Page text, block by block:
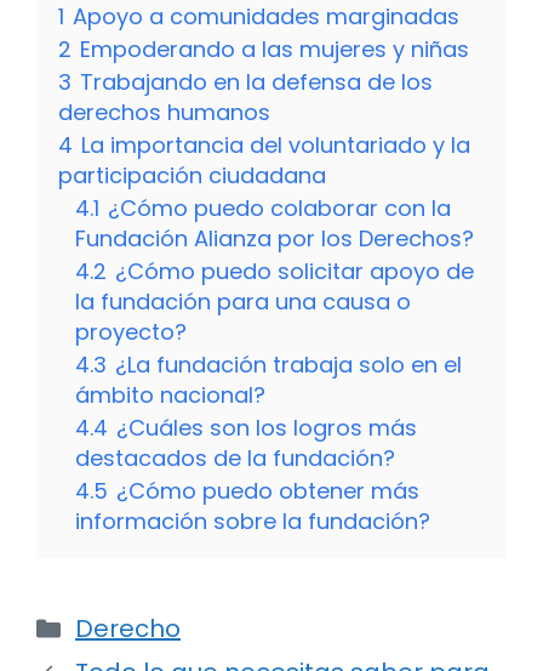
1 Apoyo a comunidades marginadas
2 Empoderando a las mujeres y niñas
3 Trabajando en la defensa de los
derechos humanos
4 La importancia del voluntariado y la
participación ciudadana
4.1 ¿Cómo puedo colaborar con la
Fundación Alianza por los Derechos?
4.2 ¿Cómo puedo solicitar apoyo de
la fundación para una causa o
proyecto?
4.3 ¿La fundación trabaja solo en el
ámbito nacional?
4.4 ¿Cuáles son los logros más
destacados de la fundación?
4.5 ¿Cómo puedo obtener más
información sobre la fundación?
Categorías
Derecho